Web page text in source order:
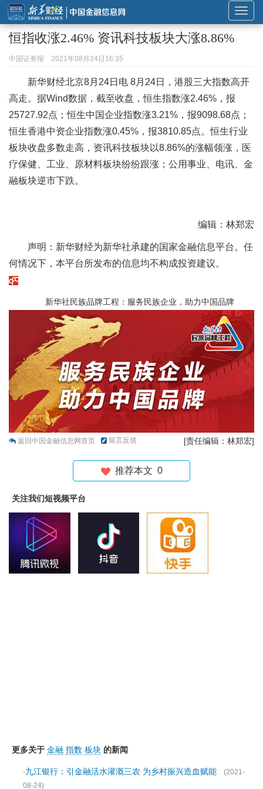
展
开
导
恒指收涨2.46% 资讯科技板块大涨8.86%
中国证券报 2021年08月24日16:35
新华财经北京8月24日电 8月24日，港股三大指数高开
高走。据Wind数据，截至收盘，恒生指数涨2.46%，报
25727.92点；恒生中国企业指数涨3.21%，报9098.68点；
恒生香港中资企业指数涨0.45%，报3810.85点。恒生行业
板块收盘多数走高，资讯科技板块以8.86%的涨幅领涨，医
疗保健、工业、原材料板块纷纷跟涨；公用事业、电讯、金
融板块逆市下跌。
编辑：林郑宏
声明：新华财经为新华社承建的国家金融信息平台。任
何情况下，本平台所发布的信息均不构成投资建议。
新华社民族品牌工程：服务民族企业，助力中国品牌
返回中国金融信息网首页 留言反馈 [责任编辑：林郑宏]
推荐本文 0
关注我们短视频平台
更多关于 金融 指数 板块 的新闻
·九江银行：引金融活水灌溉三农 为乡村振兴造血赋能
(2021-
08-24)